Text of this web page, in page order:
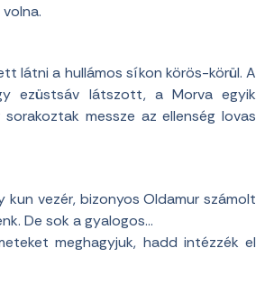
látni a hullámos síkon körös-körül. A
ezüstsáv látszott, a Morva egyik
messze az ellenség lovas
vezér, bizonyos Oldamur számolt
De sok a gyalogos…
meghagyjuk, hadd intézzék el